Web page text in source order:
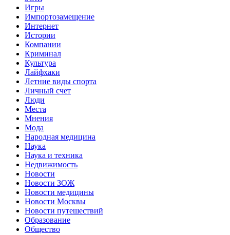
Игры
Импортозамещение
Интернет
Истории
Компании
Криминал
Культура
Лайфхаки
Летние виды спорта
Личный счет
Люди
Места
Мнения
Мода
Народная медицина
Наука
Наука и техника
Недвижимость
Новости
Новости ЗОЖ
Новости медицины
Новости Москвы
Новости путешествий
Образование
Общество